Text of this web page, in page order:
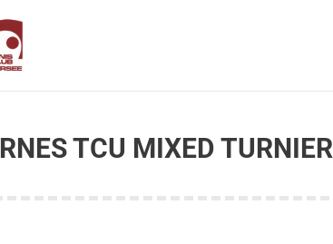
TCU MIXED TURNIER